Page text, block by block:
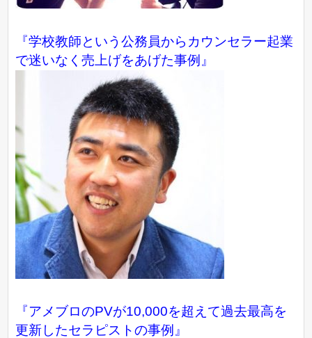
『学校教師という公務員からカウンセラー起業
で迷いなく売上げをあげた事例』
『アメブロのPVが10,000を超えて過去最高を
更新したセラピストの事例』